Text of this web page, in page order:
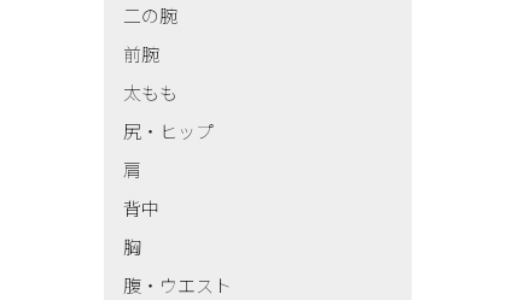
二の腕
前腕
太もも
尻・ヒップ
肩
背中
胸
腹・ウエスト